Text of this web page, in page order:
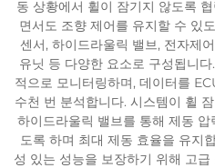
동 상황에서 휠이 잠기지 않도록
면서도 조향 제어를 유지할 수 있
센서, 하이드라울릭 밸브, 전자제
유닛 등 다양한 요소로 구성됩니
적으로 모니터링하며, 데이터를
수천 번 분석합니다. 시스템이 휠
하이드라울릭 밸브를 통해 제동
도록 하며 최대 제동 효율을 유지
성 있는 성능을 보장하기 위해 고